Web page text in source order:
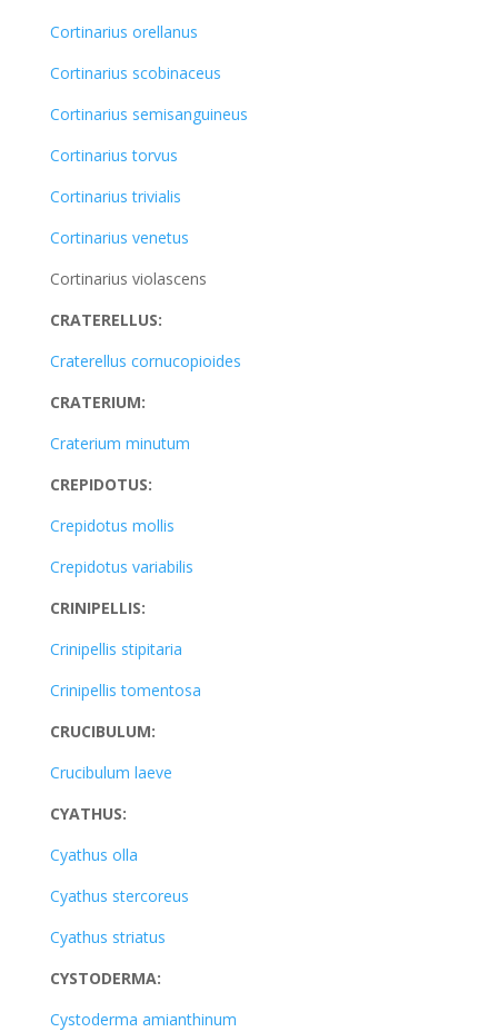
Cortinarius orellanus
Cortinarius scobinaceus
Cortinarius semisanguineus
Cortinarius torvus
Cortinarius trivialis
Cortinarius venetus
Cortinarius violascens
CRATERELLUS:
Craterellus cornucopioides
CRATERIUM:
Craterium minutum
CREPIDOTUS:
Crepidotus mollis
Crepidotus variabilis
CRINIPELLIS:
Crinipellis stipitaria
Crinipellis tomentosa
CRUCIBULUM:
Crucibulum laeve
CYATHUS:
Cyathus olla
Cyathus stercoreus
Cyathus striatus
CYSTODERMA:
Cystoderma amianthinum